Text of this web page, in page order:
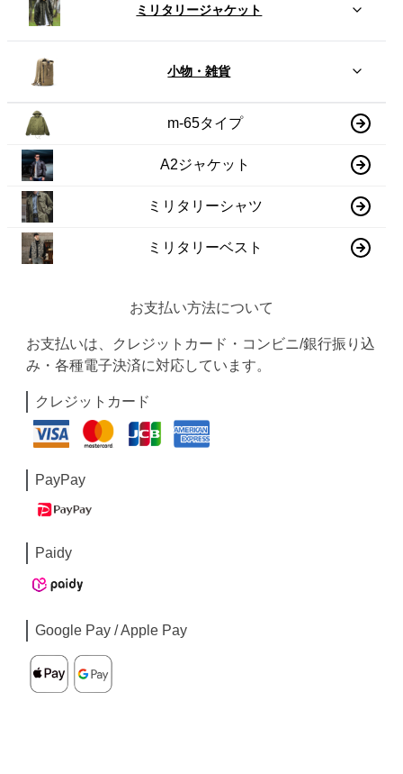
ミリタリージャケット
小物・雑貨
m-65タイプ
A2ジャケット
ミリタリーシャツ
ミリタリーベスト
お支払い方法について
お支払いは、クレジットカード・コンビニ/銀行振り込
み・各種電子決済に対応しています。
クレジットカード
PayPay
Paidy
Google Pay / Apple Pay